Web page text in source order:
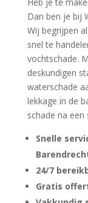
Dan ben je bij
Wij begrijpen
snel te
vochtschade.​
deskundigen
waterschade
lekkage in de
schade na
Snelle
24/7
Gratis